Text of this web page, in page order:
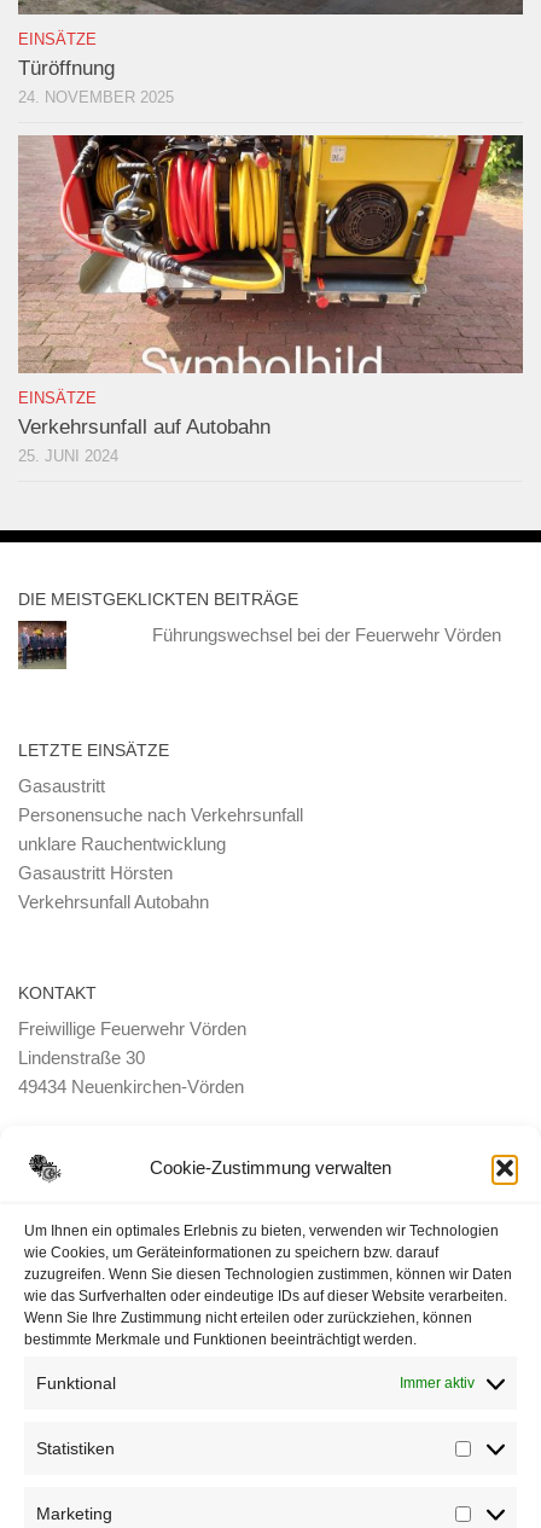
Cookie-Zustimmung verwalten
Um Ihnen ein optimales Erlebnis zu bieten, verwenden wir Technologien
wie Cookies, um Geräteinformationen zu speichern bzw. darauf
zuzugreifen. Wenn Sie diesen Technologien zustimmen, können wir Daten
wie das Surfverhalten oder eindeutige IDs auf dieser Website verarbeiten.
Wenn Sie Ihre Zustimmung nicht erteilen oder zurückziehen, können
bestimmte Merkmale und Funktionen beeinträchtigt werden.
Funktional Immer aktiv
Statistiken
Marketing
EINSÄTZE
Türöffnung
24. NOVEMBER 2025
EINSÄTZE
Verkehrsunfall auf Autobahn
25. JUNI 2024
DIE MEISTGEKLICKTEN BEITRÄGE
Führungswechsel bei der Feuerwehr Vörden
LETZTE EINSÄTZE
Gasaustritt
Personensuche nach Verkehrsunfall
unklare Rauchentwicklung
Gasaustritt Hörsten
Verkehrsunfall Autobahn
KONTAKT
Freiwillige Feuerwehr Vörden
Lindenstraße 30
49434 Neuenkirchen-Vörden
Datenschutzerklärung
Impressum
Cookie-Richtlinie (EU)